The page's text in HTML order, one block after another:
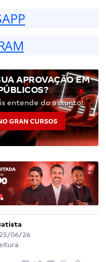
APROVAÇÃO EM
entende do assunto!
GRAN CURSOS
25/06/26